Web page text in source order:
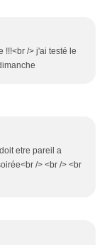
!!!<br /> j'ai testé le
etre pareil a
/> <br /> <br